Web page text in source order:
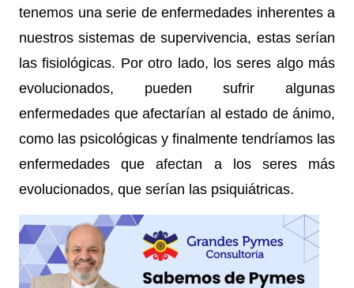
tenemos una serie de enfermedades inherentes a
nuestros sistemas de supervivencia, estas serían
las fisiológicas. Por otro lado, los seres algo más
evolucionados, pueden sufrir algunas
enfermedades que afectarían al estado de ánimo,
como las psicológicas y finalmente tendríamos las
enfermedades que afectan a los seres más
evolucionados, que serían las psiquiátricas.